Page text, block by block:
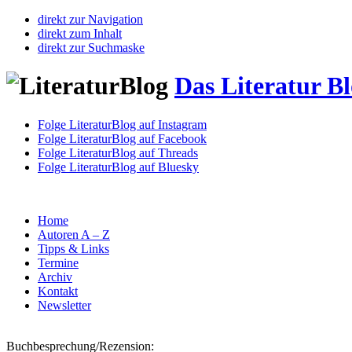
direkt zur Navigation
direkt zum Inhalt
direkt zur Suchmaske
Das Literatur
Folge LiteraturBlog auf Instagram
Folge LiteraturBlog auf Facebook
Folge LiteraturBlog auf Threads
Folge LiteraturBlog auf Bluesky
Home
Autoren A – Z
Tipps & Links
Termine
Archiv
Kontakt
Newsletter
Buchbesprechung/Rezension: